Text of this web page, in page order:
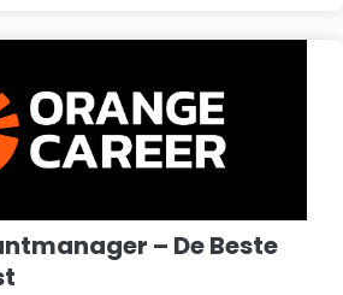
– De Beste